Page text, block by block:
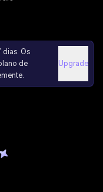
dias. Os
de
Upgrade